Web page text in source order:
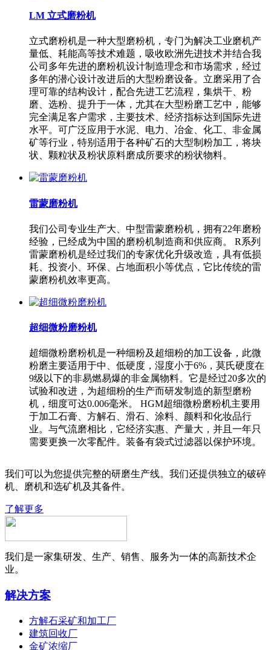
LM 立式磨粉机
立式磨粉机是一种大型磨粉机，专门为解决工业磨机产
量低、耗能高等技术难题，吸收欧洲先进技术并结合我
公司多年先进的磨粉机设计制造理念和市场需求，经过
多年的潜心设计改进后的大型粉磨设备。立磨采用了合
理可靠的结构设计，配合先进工艺流程，集烘干、粉
磨、选粉、提升于一体，尤其在大型粉磨工艺中，能够
完全满足客户需求，主要技术、经济指标达到国际先进
水平。可广泛应用于水泥、电力、冶金、化工、非金属
矿等行业，特别适用于各种矿石的大型制粉加工，将块
状、颗粒状及粉状原料磨成所要求的粉状物料。
雷蒙磨粉机
我们公司专业生产大、中型雷蒙磨粉机，拥有22年磨粉
经验，已经成为中国的磨粉机制造商和供应商。 R系列
雷蒙磨粉机是经过我们的专家优化升级改造，具有低损
耗、投资小、环保、占地面积小等优点，它比传统的雷
蒙磨粉机效率更高。
超细微粉磨粉机
超细微粉磨粉机是一种细粉及超细粉的加工设备，此微
粉磨主要适用于中、低硬度，湿度小于6%，莫氏硬度在
9级以下的非易燃易爆的非金属物料。它是经过20多次的
试验和改进，为超细粉的生产而研发制造的新型磨粉
机，细度可达0.006毫米。 HGM超细微粉磨粉机主要用
于加工石膏、方解石、滑石、涂料、颜料和化妆品行
业。与气流磨相比，它经济实惠、产量大，并且一年只
需要更换一次零配件。装备有袋式过滤器以保护环境。
我们可以为您提供完整的研磨生产线。我们还提供独立的破碎
机、磨机和选矿机及其备件。
了解更多
我们是一家集研发、生产、销售、服务为一体的高新技术企
业。
解决方案
方解石采矿和加工厂
建筑回收厂
金矿浓缩厂